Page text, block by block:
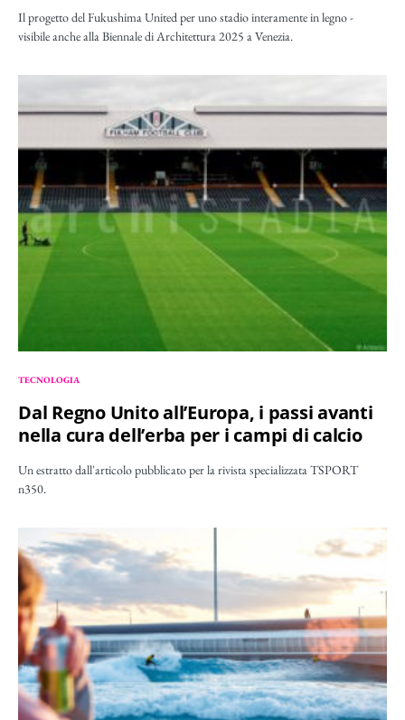
Il progetto del Fukushima United per uno stadio interamente in legno -
visibile anche alla Biennale di Architettura 2025 a Venezia.
TECNOLOGIA
Dal Regno Unito all’Europa, i passi avanti
nella cura dell’erba per i campi di calcio
Un estratto dall'articolo pubblicato per la rivista specializzata TSPORT
n350.